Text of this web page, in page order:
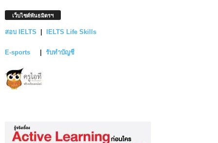
เว็บไซต์พันธมิตรฯ
สอบ IELTS IELTS Life Skills
E-sports รับทำบัญชี